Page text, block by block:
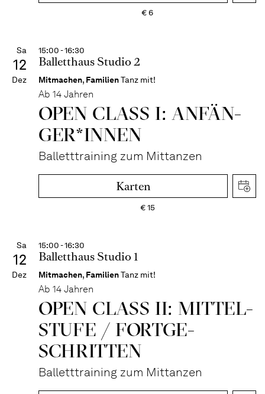
€6
Sa
12
Dez
15:00 - 16:30
Balletthaus Studio 2
Mitmachen, FamilienTanz mit!
Ab 14 Jahren
OPEN CLASS I: ANFÄN­
GER*IN­NEN
Balletttraining zum Mittanzen
Karten
€15
Sa
12
Dez
15:00 - 16:30
Balletthaus Studio 1
Mitmachen, FamilienTanz mit!
Ab 14 Jahren
OPEN CLASS II: MITTEL­
STUFE / FORT­GE­
SCHRITTEN
Balletttraining zum Mittanzen